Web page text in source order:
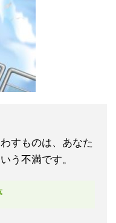
すものは、あなた
う不満です。